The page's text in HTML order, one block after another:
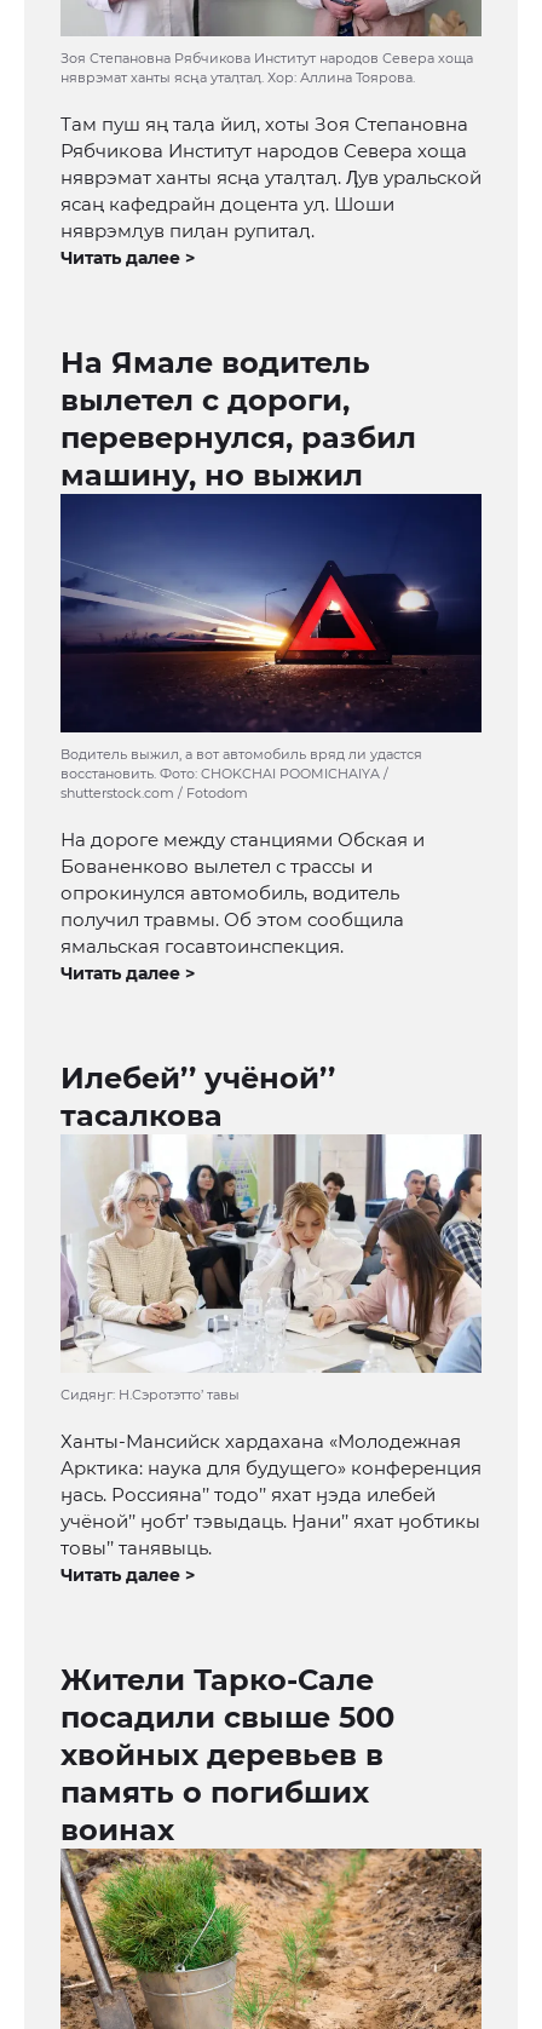
Зоя Степановна Рябчикова Институт народов Севера хоща
няврэмат ханты ясңа утаӆтаӆ. Хор: Аллина Тоярова.
Там пуш яң таӆа йиӆ, хоты Зоя Степановна
Рябчикова Институт народов Севера хоща
няврэмат ханты ясңа утаӆтаӆ. Ӆув уральской
ясаң кафедрайн доцента уӆ. Шоши
няврэмӆув пиӆан рупитаӆ.
Читать далее >
На Ямале водитель
вылетел с дороги,
перевернулся, разбил
машину, но выжил
Водитель выжил, а вот автомобиль вряд ли удастся
восстановить. Фото: CHOKCHAI POOMICHAIYA /
shutterstock.com / Fotodom
На дороге между станциями Обская и
Бованенково вылетел с трассы и
опрокинулся автомобиль, водитель
получил травмы. Об этом сообщила
ямальская госавтоинспекция.
Читать далее >
Илебей’’ учёной’’
тасалкова
Сидяӈг: Н.Сэротэтто’ тавы
Ханты-Мансийск хардахана «Молодежная
Арктика: наука для будущего» конференция
ӈась. Россияна’’ тодо’’ яхат ӈэда илебей
учёной’’ ӈобт’ тэвыдаць. Ӈани’’ яхат ӈобтикы
товы’’ танявыць.
Читать далее >
Жители Тарко-Сале
посадили свыше 500
хвойных деревьев в
память о погибших
воинах